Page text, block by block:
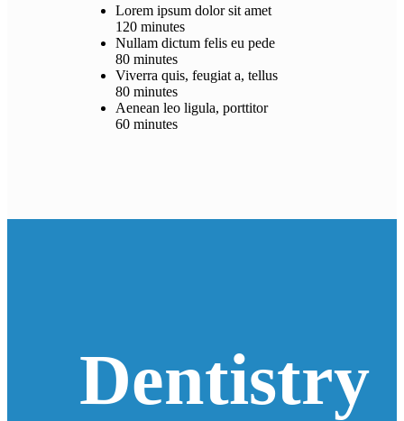
Lorem ipsum dolor sit amet
120 minutes
Nullam dictum felis eu pede
80 minutes
Viverra quis, feugiat a, tellus
80 minutes
Aenean leo ligula, porttitor
60 minutes
Dentistry